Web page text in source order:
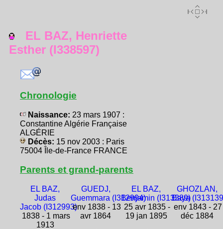
EL BAZ, Henriette
Esther (I338597)
Chronologie
Naissance: 23 mars 1907 :
Constantine Algérie Française
ALGÉRIE
Décès: 15 nov 2003 : Paris
75004 Île-de-France FRANCE
Parents et grand-parents
EL BAZ,
Judas
Jacob (I312993)
1838 - 1 mars
1913
GUEDJ,
Guemmara (I312994)
env 1838 - 13
avr 1864
EL BAZ,
Benjamin (I313389)
25 avr 1835 -
19 jan 1895
GHOZLAN,
Baya
env 1843 - 27
déc 1884